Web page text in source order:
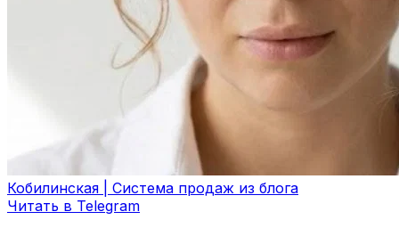
Кобилинская | Система продаж из блога
Читать в Telegram